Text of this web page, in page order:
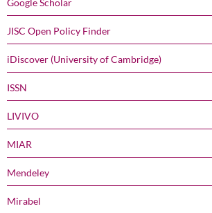
JISC Open Policy Finder
iDiscover (University of Cambridge)
ISSN
LIVIVO
MIAR
Mendeley
Mirabel